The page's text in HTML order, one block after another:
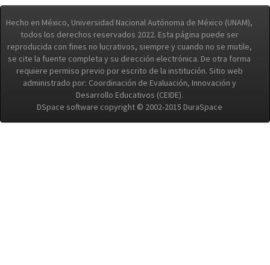
Hecho en México, Universidad Nacional Autónoma de México (UNAM),
todos los derechos reservados 2022. Esta página puede ser
reproducida con fines no lucrativos, siempre y cuando no se mutile,
se cite la fuente completa y su dirección electrónica. De otra forma
requiere permiso previo por escrito de la institución. Sitio web
administrado por: Coordinación de Evaluación, Innovación y
Desarrollo Educativos (CEIDE).
DSpace software copyright © 2002-2015 DuraSpace